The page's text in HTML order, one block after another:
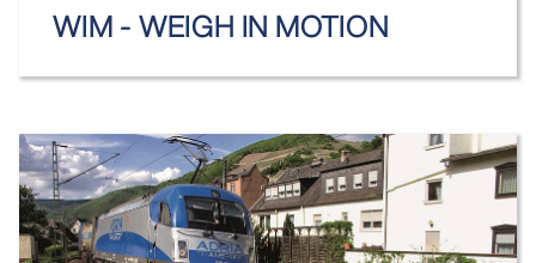
WIM - WEIGH IN MOTION